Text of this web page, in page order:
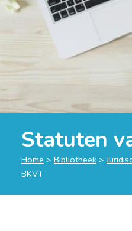
Statuten
Home > Bibliotheek >
BKVT